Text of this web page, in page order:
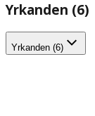
Yrkanden (6)
Yrkanden (6)